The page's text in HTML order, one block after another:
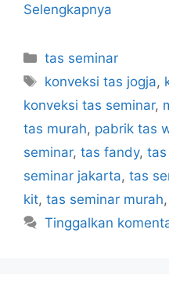
Selengkapnya
Kategori
tas seminar
Tag
konveksi tas jogja,
konveksi tas seminar,
tas murah, pabrik tas
seminar, tas fandy, tas
seminar jakarta, tas
kit, tas seminar murah,
Tinggalkan